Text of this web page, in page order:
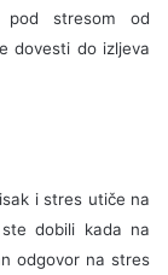
pod stresom od
dovesti do izljeva
i stres utiče na
dobili kada na
odgovor na stres